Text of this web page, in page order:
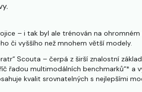
– i tak byl ale trénován na
či vyššího než mnohem větší modely​.
Scouta – čerpá z širší znalostní
řadou multimodálních benchmarků“*​ a
kvalit srovnatelných s nejlepšími